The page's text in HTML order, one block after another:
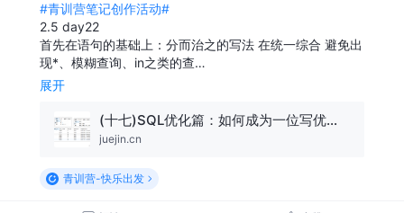
#青训营笔记创作活动#
2.5 day22
首先在语句的基础上：分而治之的写法 在统一综合 避免出
现*、模糊查询、in之类的查…
展开
(十七)SQL优化篇：如何成为一位写优质SQL语句的绝顶高手！
juejin.cn
青训营-快乐出发